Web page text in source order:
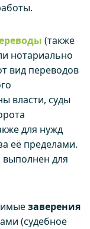
(также
нотариально
вид переводов
власти, суды
для нужд
её пределами.
для
заверения
(судебное